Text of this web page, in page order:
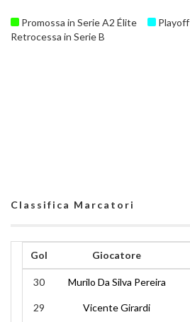
Promossa in Serie A2 Élite Playoff
Retrocessa in Serie B
Classifica Marcatori
Gol Giocatore
30 Murilo Da Silva Pereira
29 Vicente Girardi